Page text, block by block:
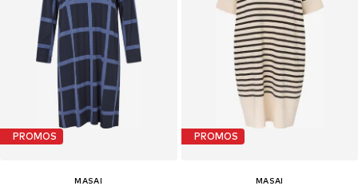
PROMOS
MASAI
PROMOS
MASAI